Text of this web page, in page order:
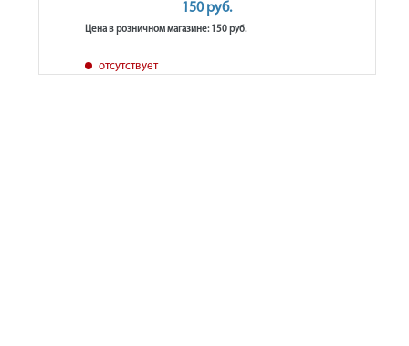
150 руб.
Цена в розничном магазине: 150 руб.
отсутствует